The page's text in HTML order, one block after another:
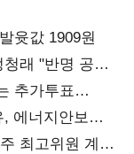
윳값 1909원
래 "반명 공세
추가투표
에너지안보
최고위원 계파